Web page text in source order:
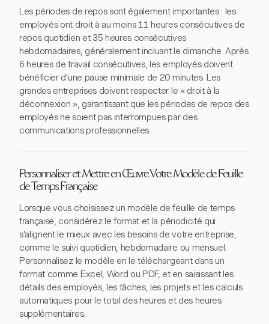
Les périodes de repos sont également importantes : les
employés ont droit à au moins 11 heures consécutives de
repos quotidien et 35 heures consécutives
hebdomadaires, généralement incluant le dimanche. Après
6 heures de travail consécutives, les employés doivent
bénéficier d'une pause minimale de 20 minutes. Les
grandes entreprises doivent respecter le « droit à la
déconnexion », garantissant que les périodes de repos des
employés ne soient pas interrompues par des
communications professionnelles.
Personnaliser et Mettre en Œuvre Votre Modèle de Feuille
de Temps Française
Lorsque vous choisissez un modèle de feuille de temps
française, considérez le format et la périodicité qui
s'alignent le mieux avec les besoins de votre entreprise,
comme le suivi quotidien, hebdomadaire ou mensuel.
Personnalisez le modèle en le téléchargeant dans un
format comme Excel, Word ou PDF, et en saisissant les
détails des employés, les tâches, les projets et les calculs
automatiques pour le total des heures et des heures
supplémentaires.